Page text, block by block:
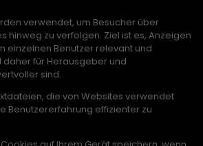
verwendet, um Besucher über
hinweg zu verfolgen. Ziel ist es, Anzeigen
einzelnen Benutzer relevant und
für Herausgeber und
sind.
die von Websites verwendet
Benutzererfahrung effizienter zu